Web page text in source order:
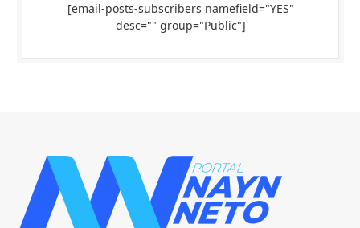
[email-posts-subscribers namefield="YES"
desc="" group="Public"]